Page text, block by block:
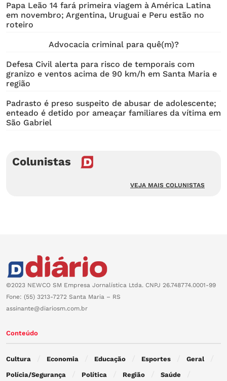
Papa Leão 14 fará primeira viagem à América Latina
em novembro; Argentina, Uruguai e Peru estão no
roteiro
Advocacia criminal para quê(m)?
Defesa Civil alerta para risco de temporais com
granizo e ventos acima de 90 km/h em Santa Maria e
região
Padrasto é preso suspeito de abusar de adolescente;
enteado é detido por ameaçar familiares da vítima em
São Gabriel
Colunistas
VEJA MAIS COLUNISTAS
©2023 NEWCO SM Empresa Jornalística Ltda. CNPJ 26.748774.0001-99
Fone: (55) 3213-7272 Santa Maria – RS
assinante@diariosm.com.br
Conteúdo
Cultura Economia Educação Esportes Geral
Polícia/Segurança Política Região Saúde